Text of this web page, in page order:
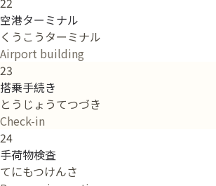
空港ターミナル
くうこうターミナル
Airport building
23
搭乗手続き
とうじょうてつづき
Check-in
24
手荷物検査
てにもつけんさ